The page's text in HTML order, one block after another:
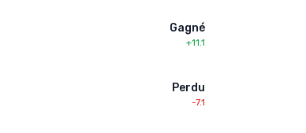
Gagné
+11.1
Perdu
-7.1